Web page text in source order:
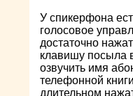
У спикерфона
голосовое
достаточно
клавишу посыла
озвучить имя
телефонной
длительном